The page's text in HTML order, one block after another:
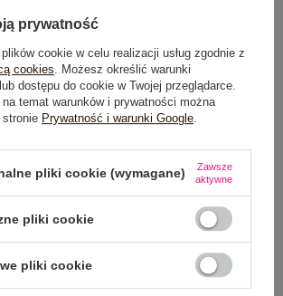
(0)
OGLĄDANE
prywatność
cookie w celu realizacji usług zgodnie z
cookies . Możesz określić warunki
dostępu do cookie w Twojej przeglądarce.
temat warunków i prywatności można
Prywatność i warunki Google
pliki cookie (wymagane)
Zawsze
aktywne
pliki cookie
pliki cookie